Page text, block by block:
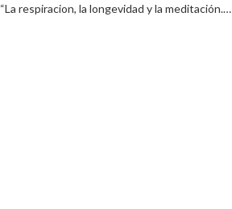
“La respiracion, la longevidad y la meditación.…